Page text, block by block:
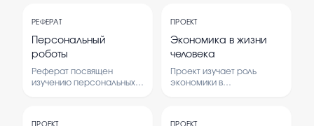
их функции.
Изучение этих законов
помогает объяснить,
иные явления в
окружающем мире. Они
широко применяются в
РЕФЕРАТ
Персональный
роботы
Реферат посвящен
изучению персональных
ПРОЕКТ
Экономика в жизни
человека
Проект изучает роль
экономики в